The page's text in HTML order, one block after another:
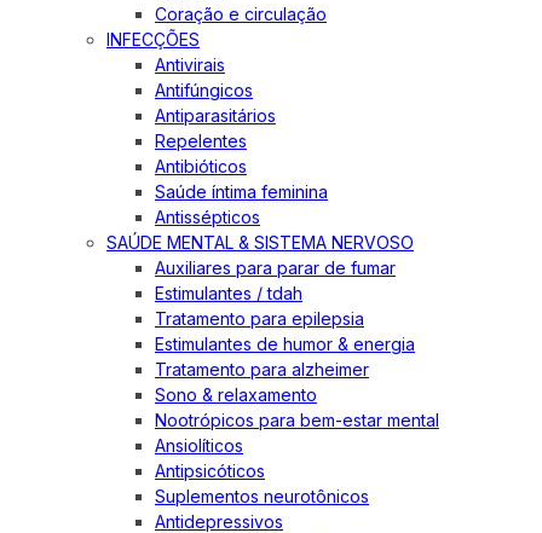
Coração e circulação
INFECÇÕES
Antivirais
Antifúngicos
Antiparasitários
Repelentes
Antibióticos
Saúde íntima feminina
Antissépticos
SAÚDE MENTAL & SISTEMA NERVOSO
Auxiliares para parar de fumar
Estimulantes / tdah
Tratamento para epilepsia
Estimulantes de humor & energia
Tratamento para alzheimer
Sono & relaxamento
Nootrópicos para bem-estar mental
Ansiolíticos
Antipsicóticos
Suplementos neurotônicos
Antidepressivos